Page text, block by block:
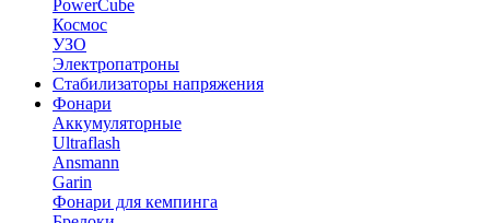
PowerCube
Космос
УЗО
Электропатроны
Стабилизаторы напряжения
Фонари
Аккумуляторные
Ultraflash
Ansmann
Garin
Фонари для кемпинга